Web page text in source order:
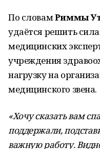
По словамРиммы
удаётся решить
медицинских
учреждения
нагрузку на
медицинского звена.
«Хочу сказать вам
поддержали,
важную работу.